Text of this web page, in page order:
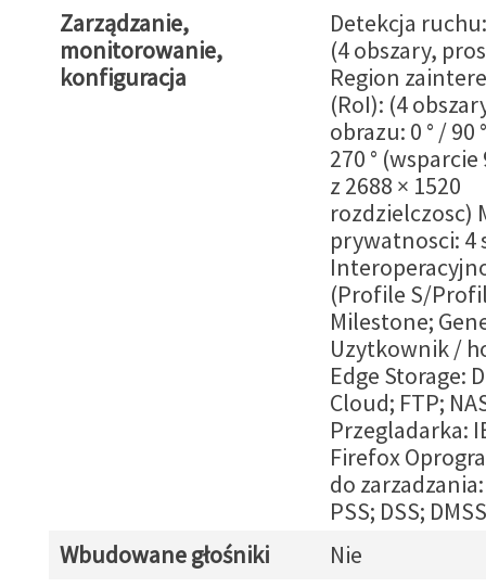
Zarządzanie,
monitorowanie,
konfiguracja
Detekcja
(4 obszary,
Region
(RoI): (4
obrazu: 0 ° / 90
270 ° (wsparcie
z 2688 × 1520
rozdzielczosc)
prywatnosci: 4
(Profile S/
Milestone;
Uzytkownik /
Edge Storage:
Cloud; FTP;
Przegladarka:
Firefox
do
PSS; DSS; DMSS
Wbudowane głośniki
Nie